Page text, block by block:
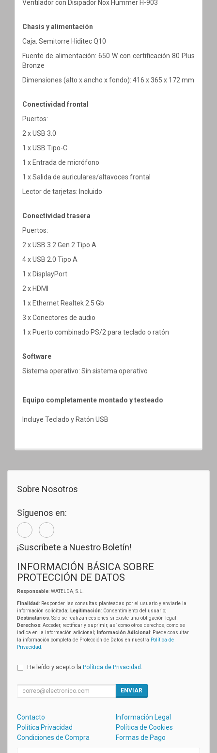
Ventilador con Disipador Nox Hummer H-903
Chasis y alimentación
Caja: Semitorre Hiditec Q10
Fuente de alimentación: 650 W con certificación 80 Plus
Bronze
Dimensiones (alto x ancho x fondo): 416 x 365 x 172 mm
Conectividad frontal
Puertos:
2 x USB 3.0
1 x USB Tipo-C
1 x Entrada de micrófono
1 x Salida de auriculares/altavoces frontal
Lector de tarjetas: Incluido
Conectividad trasera
Puertos:
2 x USB 3.2 Gen 2 Tipo A
4 x USB 2.0 Tipo A
1 x DisplayPort
2 x HDMI
1 x Ethernet Realtek 2.5 Gb
3 x Conectores de audio
1 x Puerto combinado PS/2 para teclado o ratón
Software
Sistema operativo: Sin sistema operativo
Equipo completamente montado y testeado
Incluye Teclado y Ratón USB
Sobre Nosotros
Síguenos en:
¡Suscríbete a Nuestro Boletín!
INFORMACIÓN BÁSICA SOBRE
PROTECCIÓN DE DATOS
Responsable: WATELDA, S.L.
Finalidad: Responder las consultas planteadas por el usuario y enviarle la
información solicitada; Legitimación: Consentimiento del usuario;
Destinatarios: Solo se realizan cesiones si existe una obligación legal;
Derechos: Acceder, rectificar y suprimir, así como otros derechos, como se
indica en la información adicional;
Información Adicional : Puede consultar
la información completa de Protección de Datos en nuestra Política de
Privacidad
He leído y acepto la Política de Privacidad
ENVIAR
Contacto
Información Legal
Política Privacidad
Política de Cookies
Condiciones de Compra
Formas de Pago